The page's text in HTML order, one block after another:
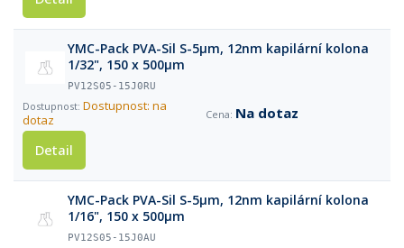
YMC-Pack PVA-Sil S-5µm, 12nm kapilární kolona
1/32", 150 x 500µm
PV12S05-15J0RU
Dostupnost: na
dotaz
Na dotaz
Detail
YMC-Pack PVA-Sil S-5µm, 12nm kapilární kolona
1/16", 150 x 500µm
PV12S05-15J0AU